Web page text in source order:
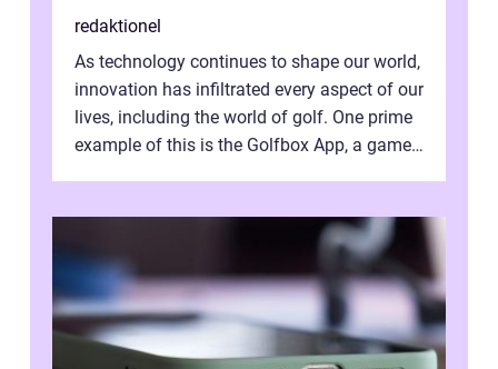
redaktionel
As technology continues to shape our world,
innovation has infiltrated every aspect of our
lives, including the world of golf. One prime
example of this is the Golfbox App, a game-